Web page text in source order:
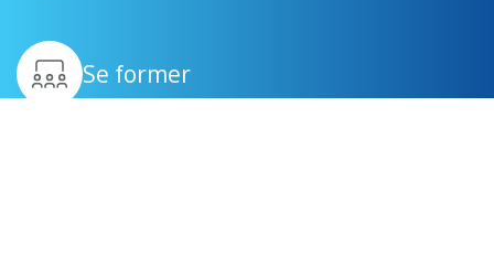
Se former